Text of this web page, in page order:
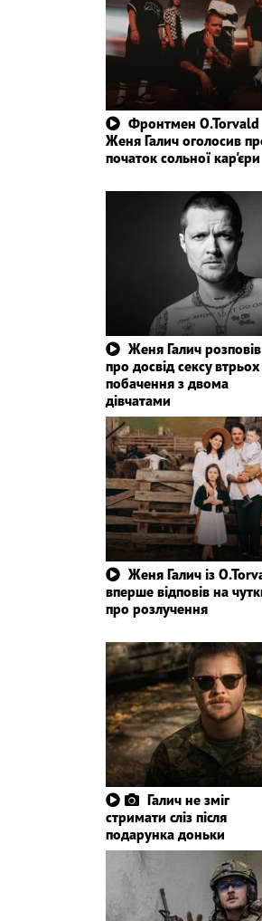
Фронтмен O.Torvald
Женя Галич оголосив
початок сольної кар'єри
Женя Галич розповів
про досвід сексу втрьох
побачення з двома
дівчатами
Женя Галич із
вперше відповів на
про розлучення
Галич не зміг
стримати сліз після
подарунка доньки